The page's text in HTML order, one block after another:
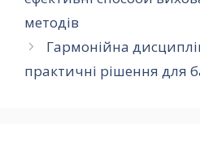
методів
Гармонійна
практичні рішення для